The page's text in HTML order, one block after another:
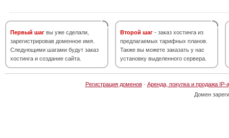
Первый шаг вы уже сделали,
зарегистрировав доменное имя.
Следующими шагами будут заказ
хостинга и создание сайта.
Второй шаг - заказ хостинга из
предлагаемых тарифных планов.
Также вы можете заказать у нас
установку выделенного сервера.
Регистрация доменов· Аренда, покупка и продажа IP-
Домен